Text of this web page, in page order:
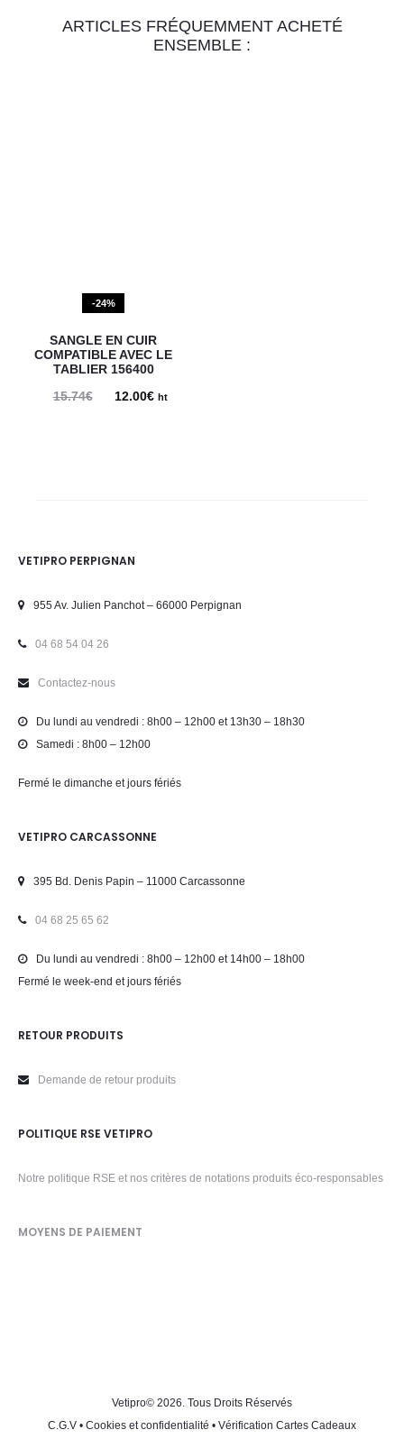
ARTICLES FRÉQUEMMENT ACHETÉ
ENSEMBLE :
-24%
SANGLE EN CUIR
COMPATIBLE AVEC LE
TABLIER 156400
15.74€ 12.00€Le
ht
VETIPRO PERPIGNAN
955 Av. Julien Panchot – 66000 Perpignan
04 68 54 04 26
Contactez-nous
Du lundi au vendredi : 8h00 – 12h00 et 13h30 – 18h30
Samedi : 8h00 – 12h00
Fermé le dimanche et jours fériés
VETIPRO CARCASSONNE
395 Bd. Denis Papin – 11000 Carcassonne
04 68 25 65 62
Du lundi au vendredi : 8h00 – 12h00 et 14h00 – 18h00
Fermé le week-end et jours fériés
RETOUR PRODUITS
Demande de retour produits
POLITIQUE RSE VETIPRO
Notre politique RSE et nos critères de notations produits éco-responsables
MOYENS DE PAIEMENT
Vetipro© 2026. Tous Droits Réservés
C.G.V • Cookies et confidentialité • Vérification Cartes Cadeaux